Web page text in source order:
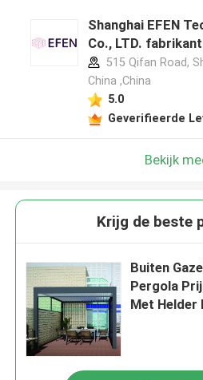
Shanghai EFEN
Co., LTD.
515 Qifan Road,
China ,China
5.0
Geverifieerde
Bekijk
Krijg de beste
Buiten
Pergola
Met Helder